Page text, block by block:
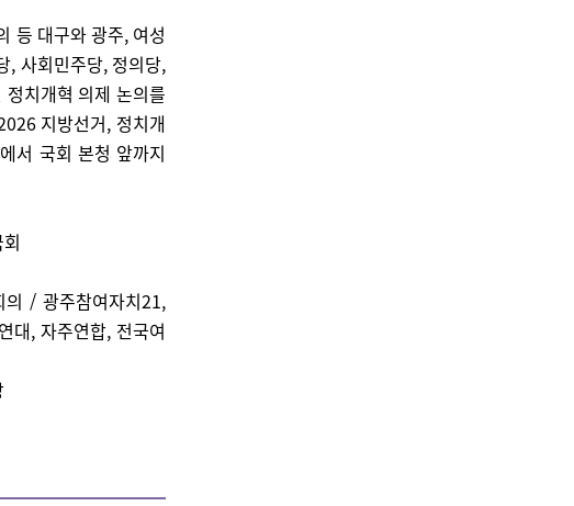
등 대구와 광주, 여성
, 사회민주당, 정의당,
치개혁 의제 논의를
지방선거, 정치개
서 국회 본청 앞까지
의 / 광주참여자치21,
대, 자주연합, 전국여